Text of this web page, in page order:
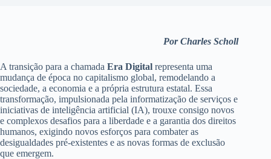
Por Charles Scholl
A transição para a chamada Era Digital representa uma
mudança de época no capitalismo global, remodelando a
sociedade, a economia e a própria estrutura estatal. Essa
transformação, impulsionada pela informatização de serviços e
iniciativas de inteligência artificial (IA), trouxe consigo novos
e complexos desafios para a liberdade e a garantia dos direitos
humanos, exigindo novos esforços para combater as
desigualdades pré-existentes e as novas formas de exclusão
que emergem.